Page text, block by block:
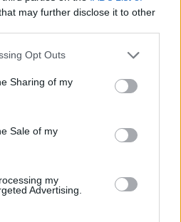
may further disclose it to other
Opt Outs
Sharing of my
Sale of my
my
Advertising.